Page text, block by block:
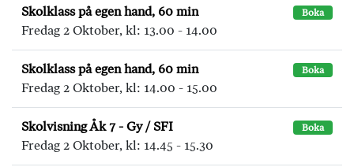
Skolklass på egen hand, 60 min Boka
Fredag 2 Oktober, kl: 13.00 - 14.00
Skolklass på egen hand, 60 min Boka
Fredag 2 Oktober, kl: 14.00 - 15.00
Skolvisning Åk 7 - Gy / SFI Boka
Fredag 2 Oktober, kl: 14.45 - 15.30